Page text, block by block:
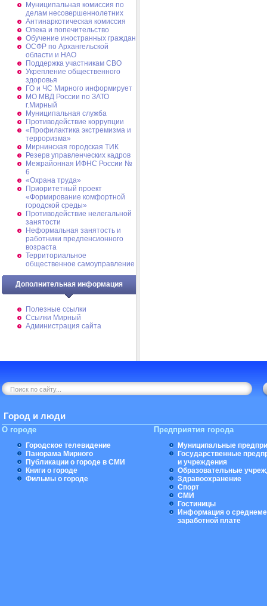
Муниципальная комиссия по
делам несовершеннолетних
Антинаркотическая комиссия
Опека и попечительство
Обучение иностранных граждан
ОСФР по Архангельской
области и НАО
Поддержка участникам СВО
Укрепление общественного
здоровья
ГО и ЧС Мирного информирует
МО МВД России по ЗАТО
г.Мирный
Муниципальная cлужба
Противодействие коррупции
«Профилактика экстремизма и
терроризма»
Мирнинская городская ТИК
Резерв управленческих кадров
Межрайонная ИФНС России №
6
«Охрана труда»
Приоритетный проект
«Формирование комфортной
городской среды»
Противодействие нелегальной
занятости
Неформальная занятость и
работники предпенсионного
возраста
Территориальное
общественное самоуправление
Дополнительная информация
Полезные ссылки
Ссылки Мирный
Администрация сайта
Город и люди
О городе
Городское телевидение
Панорама Мирного
Публикации о городе в СМИ
Книги о городе
Фильмы о городе
Предприятия города
Муниципальные
Государственные
и учреждения
Образовательные
Здравоохранение
Спорт
СМИ
Гостиницы
Информация о
заработной плате